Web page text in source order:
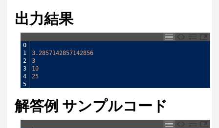
出力結果
0
1
2
3
4
5
3.2857142857142856
3
10
25
解答例 サンプルコード